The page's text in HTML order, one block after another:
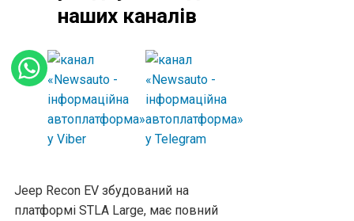
наших каналів
Jeep Recon EV збудований на
платформі STLA Large, має повний